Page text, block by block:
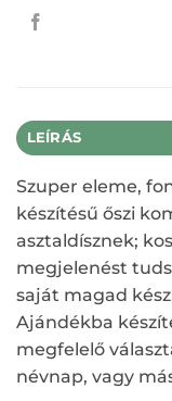
LEÍRÁS
Szuper eleme,
készítésű őszi
asztaldísznek;
megjelenést
saját magad
Ajándékba
megfelelő
névnap, vagy